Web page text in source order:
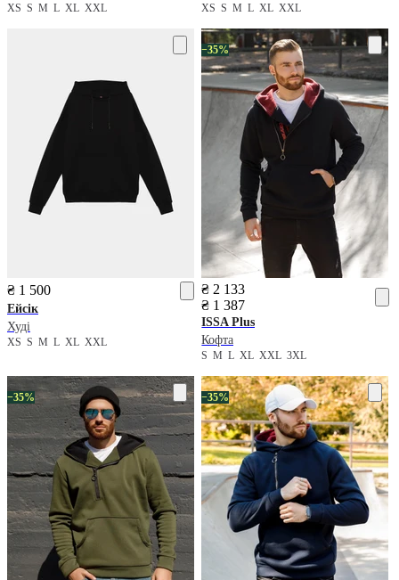
XS S M L XL XXL XSSMLXLXXL
₴ 1 500
Ейсік
Худі
XS S M L XL XXL
−35%
₴ 2 133
₴ 1 387
ISSA Plus
Кофта
SMLXLXXL3XL
−35% −35%